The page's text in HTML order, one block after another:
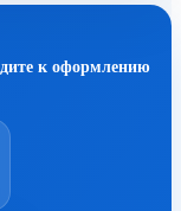
к оформлению